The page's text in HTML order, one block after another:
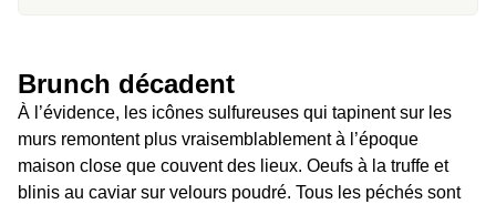
Brunch décadent
À l’évidence, les icônes sulfureuses qui tapinent sur les
murs remontent plus vraisemblablement à l’époque
maison close que couvent des lieux. Oeufs à la truffe et
blinis au caviar sur velours poudré. Tous les péchés sont